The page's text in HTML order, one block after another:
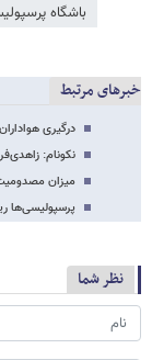
باشگاه
خبرهای مرتبط
درگیری
نکونام:
میزان
پرسپولیسی‌ها
نظر شما